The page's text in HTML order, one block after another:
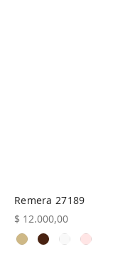
Remera 27189
$ 12.000,00